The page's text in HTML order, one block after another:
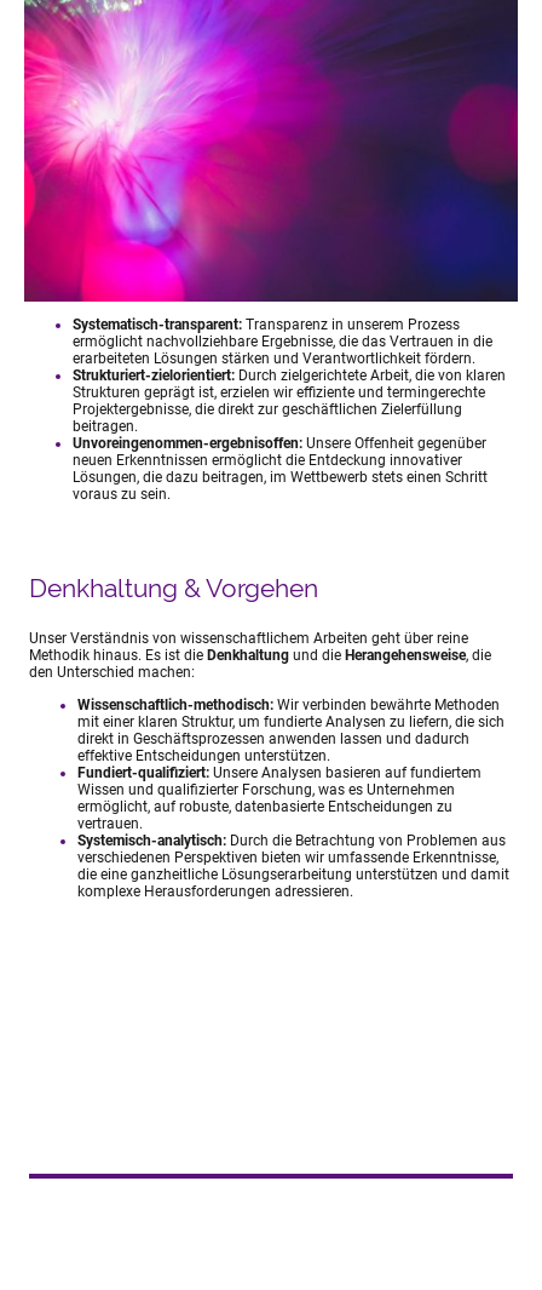
Systematisch-transparent: Transparenz in unserem Prozess
ermöglicht nachvollziehbare Ergebnisse, die das Vertrauen in die
erarbeiteten Lösungen stärken und Verantwortlichkeit fördern.
Strukturiert-zielorientiert: Durch zielgerichtete Arbeit, die von klaren
Strukturen geprägt ist, erzielen wir effiziente und termingerechte
Projektergebnisse, die direkt zur geschäftlichen Zielerfüllung
beitragen.
Unvoreingenommen-ergebnisoffen: Unsere Offenheit gegenüber
neuen Erkenntnissen ermöglicht die Entdeckung innovativer
Lösungen, die dazu beitragen, im Wettbewerb stets einen Schritt
voraus zu sein.
Denkhaltung & Vorgehen
Unser Verständnis von wissenschaftlichem Arbeiten geht über reine
Methodik hinaus. Es ist die Denkhaltung und die Herangehensweise, die
den Unterschied machen:
Wissenschaftlich-methodisch: Wir verbinden bewährte Methoden
mit einer klaren Struktur, um fundierte Analysen zu liefern, die sich
direkt in Geschäftsprozessen anwenden lassen und dadurch
effektive Entscheidungen unterstützen.
Fundiert-qualifiziert: Unsere Analysen basieren auf fundiertem
Wissen und qualifizierter Forschung, was es Unternehmen
ermöglicht, auf robuste, datenbasierte Entscheidungen zu
vertrauen.
Systemisch-analytisch: Durch die Betrachtung von Problemen aus
verschiedenen Perspektiven bieten wir umfassende Erkenntnisse,
die eine ganzheitliche Lösungserarbeitung unterstützen und damit
komplexe Herausforderungen adressieren.